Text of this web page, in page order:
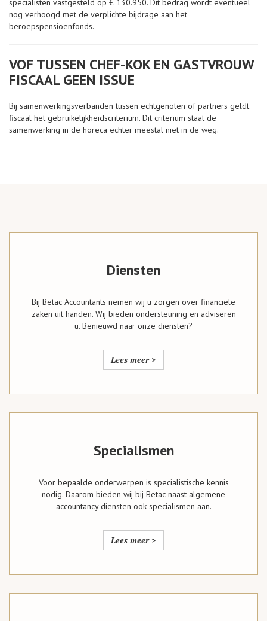
specialisten vastgesteld op € 130.950. Dit bedrag wordt eventueel
nog verhoogd met de verplichte bijdrage aan het
beroepspensioenfonds.
VOF TUSSEN CHEF-KOK EN GASTVROUW
FISCAAL GEEN ISSUE
Bij samenwerkingsverbanden tussen echtgenoten of partners geldt
fiscaal het gebruikelijkheidscriterium. Dit criterium staat de
samenwerking in de horeca echter meestal niet in de weg.
Diensten
Bij Betac Accountants nemen wij u zorgen over financiële
zaken uit handen. Wij bieden ondersteuning en adviseren
u. Benieuwd naar onze diensten?
Lees meer >
Specialismen
Voor bepaalde onderwerpen is specialistische kennis
nodig. Daarom bieden wij bij Betac naast algemene
accountancy diensten ook specialismen aan.
Lees meer >